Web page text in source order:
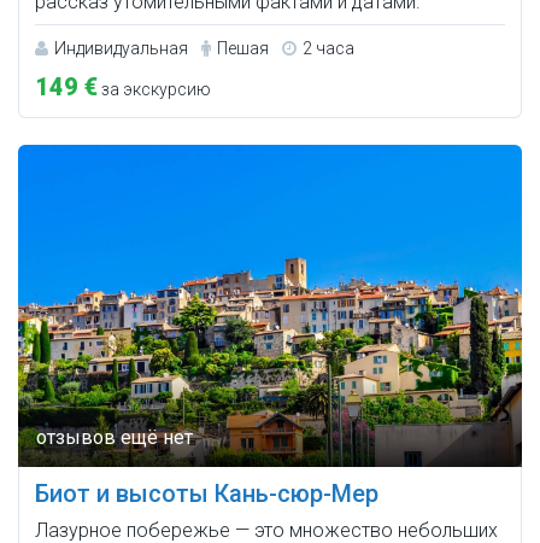
Индивидуальная Пешая 2 часа
149 €за экскурсию
Биот и высоты Кань-сюр-Мер
Лазурное побережье — это множество небольших